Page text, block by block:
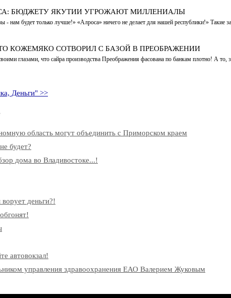
БЮДЖЕТУ ЯКУТИИ УГРОЖАЮТ МИЛЛЕНИАЛЫ
- нам будет только лучше!» «Алроса» ничего не делает для нашей республики!» Такие
КОЖЕМЯКО СОТВОРИЛ С БАЗОЙ В ПРЕОБРАЖЕНИИ
глазами, что сайра производства Преображения фасована по банкам плотно! А то,
Деньги" >>
область могут объединить с Приморском краем
будет?
дома во Владивостоке...!
деньги?!
автовокзал!
управления здравоохранения ЕАО Валерием Жуковым